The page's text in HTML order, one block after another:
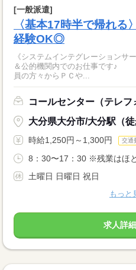
[一般派遣]
〈基本17時半で帰れる
経験OK◎
《システムインテグレーションサ
＆公的機関内でのお仕事です♪
員の方々からＰＣや...
コールセンター（テレフ
大分県大分市/大分駅（徒
時給1,250円～1,300円 交通
8：30〜17：30 ※残業はほ
土曜日 日曜日 祝日
もっと
求人詳